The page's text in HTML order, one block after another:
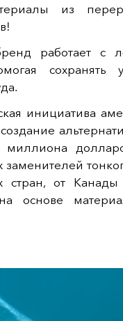
из
работает с
сохранять
инициатива
заменителей
стран, от
основе